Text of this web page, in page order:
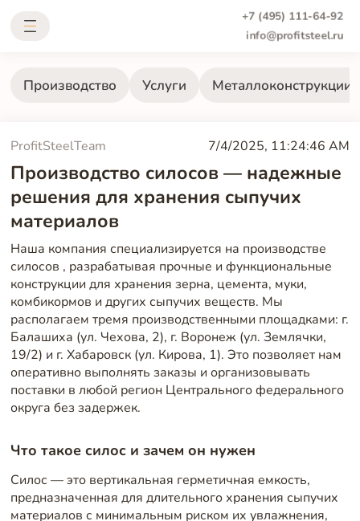
+7 (495) 111-64-92
info@profitsteel.ru
Производство Услуги Металлоконструкции
ProfitSteelTeam 7/4/2025, 11:24:46 AM
Производство силосов — надежные
решения для хранения сыпучих
материалов
Наша компания специализируется на производстве
силосов , разрабатывая прочные и функциональные
конструкции для хранения зерна, цемента, муки,
комбикормов и других сыпучих веществ. Мы
располагаем тремя производственными площадками: г.
Балашиха (ул. Чехова, 2), г. Воронеж (ул. Землячки,
19/2) и г. Хабаровск (ул. Кирова, 1). Это позволяет нам
оперативно выполнять заказы и организовывать
поставки в любой регион Центрального федерального
округа без задержек.
Что такое силос и зачем он нужен
Силос — это вертикальная герметичная емкость,
предназначенная для длительного хранения сыпучих
материалов с минимальным риском их увлажнения,